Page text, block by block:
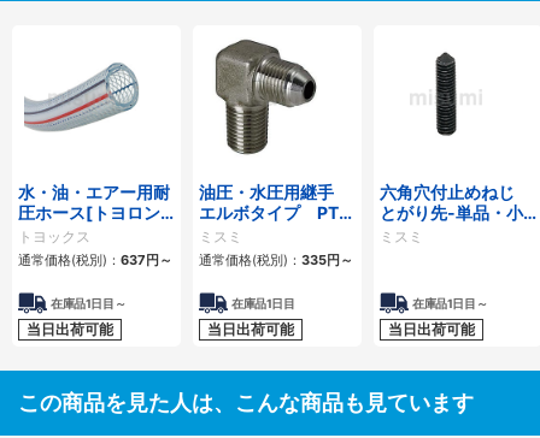
水・油・エアー用耐
圧ホース[トヨロン
ホース TR]
トヨックス
通常価格(税別)： 637 円 ～
在庫品1日目～
当日出荷可能
油圧・水圧用継手
エルボタイプ PT・
PFオス
ミスミ
通常価格(税別)： 335円 ～
在庫品1日目
当日出荷可能
六角穴付止めねじ
とがり先-単品・小
箱-
ミスミ
在庫品1日目～
当日出荷可能
この商品を見た人は、こんな商品も見ています